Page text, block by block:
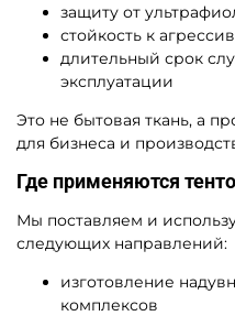
защиту от
стойкость к
длительный срок
эксплуатации
Это не бытовая ткань, а
для бизнеса и
Где применяются
Мы поставляем и
следующих направлений:
изготовление
комплексов